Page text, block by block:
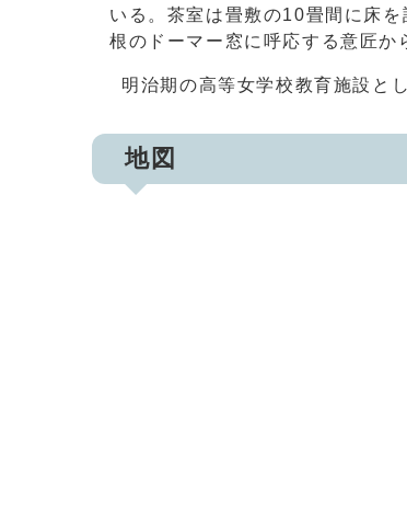
いる。茶室は畳敷の10畳間に床
根のドーマー窓に呼応する意匠か
明治期の高等女学校教育施設と
地図